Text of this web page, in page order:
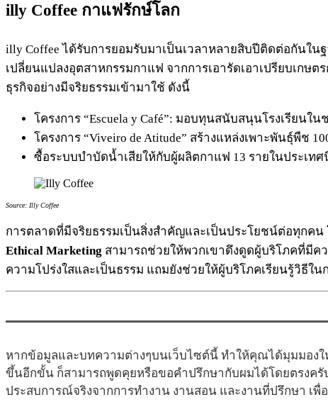
illy Coffee กาแฟรักษ์โลก
illy Coffee ได้รับการยอมรับมาเป็นเวลาหลายสิบปีติดต่อกันใ
เปลี่ยนแปลงอุตสาหกรรมกาแฟ จากการเอารัดเอาเปรียบเก
ธุรกิจอย่างมีจริยธรรมเข้ามาใช้ ดังนี้
โครงการ “Escuela y Café”: มอบทุนสนับสนุนโรงเรียนใ
โครงการ “Viveiro de Atitude” สร้างแหล่งเพาะพันธุ์พืช
ซื้อระบบบำบัดน้ำเสียให้กับผู้ผลิตกาแฟ 13 รายในประเท
Source: Illy Coffee
การตลาดที่มีจริยธรรมเป็นสิ่งสำคัญและเป็นประโยชน์ต่อทุกคน
Ethical Marketing สามารถช่วยให้พวกเขาดึงดูดผู้บริโภคที่มีค
ความโปร่งใสและเป็นธรรม แถมยังช่วยให้ผู้บริโภคเรียนรู้วิธี
หากข้อมูลและบทความต่างๆบนเว็บไซต์นี้ ทำให้คุณได้มุมมองใ
ขึ้นอีกขั้น ก็สามารถพูดคุยหรือขอคำปรึกษากับผมได้โดยตรงครั
ประสบการณ์จริงจากการทำงาน งานสอน และงานที่ปรึกษา เ